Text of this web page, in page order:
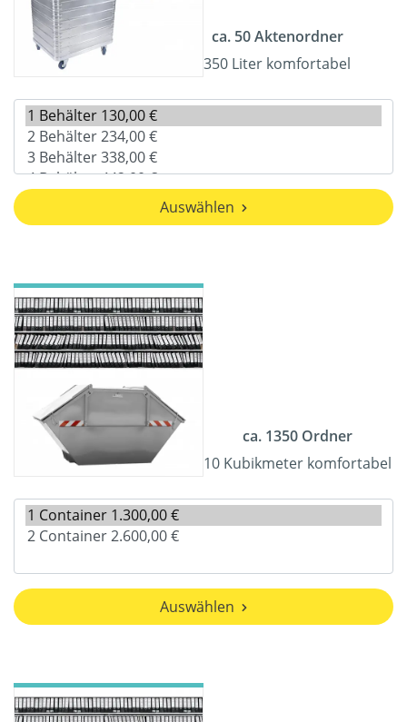
ca. 50 Aktenordner
350 Liter komfortabel
Auswählen
ca. 1350 Ordner
10 Kubikmeter komfortabel
Auswählen